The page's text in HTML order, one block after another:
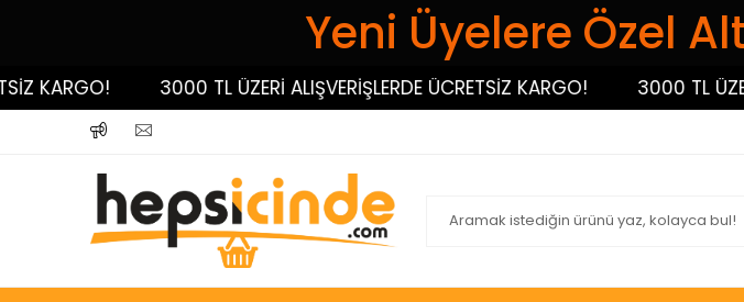
Yeni Üyelere Özel
3000 TL ÜZERİ ALIŞVERİŞLERDE ÜCRETSİZ KARGO! 3000 TL ÜZERİ